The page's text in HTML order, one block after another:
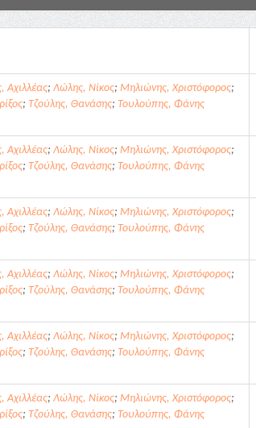
Αχιλλέας; Λώλης, Νίκος; Μηλιώνης, Χριστόφορος;
; Τζούλης, Θανάσης; Τουλούπης, Φάνης
Αχιλλέας; Λώλης, Νίκος; Μηλιώνης, Χριστόφορος;
; Τζούλης, Θανάσης; Τουλούπης, Φάνης
Αχιλλέας; Λώλης, Νίκος; Μηλιώνης, Χριστόφορος;
; Τζούλης, Θανάσης; Τουλούπης, Φάνης
Αχιλλέας; Λώλης, Νίκος; Μηλιώνης, Χριστόφορος;
; Τζούλης, Θανάσης; Τουλούπης, Φάνης
Αχιλλέας; Λώλης, Νίκος; Μηλιώνης, Χριστόφορος;
; Τζούλης, Θανάσης; Τουλούπης, Φάνης
Αχιλλέας; Λώλης, Νίκος; Μηλιώνης, Χριστόφορος;
; Τζούλης, Θανάσης; Τουλούπης, Φάνης